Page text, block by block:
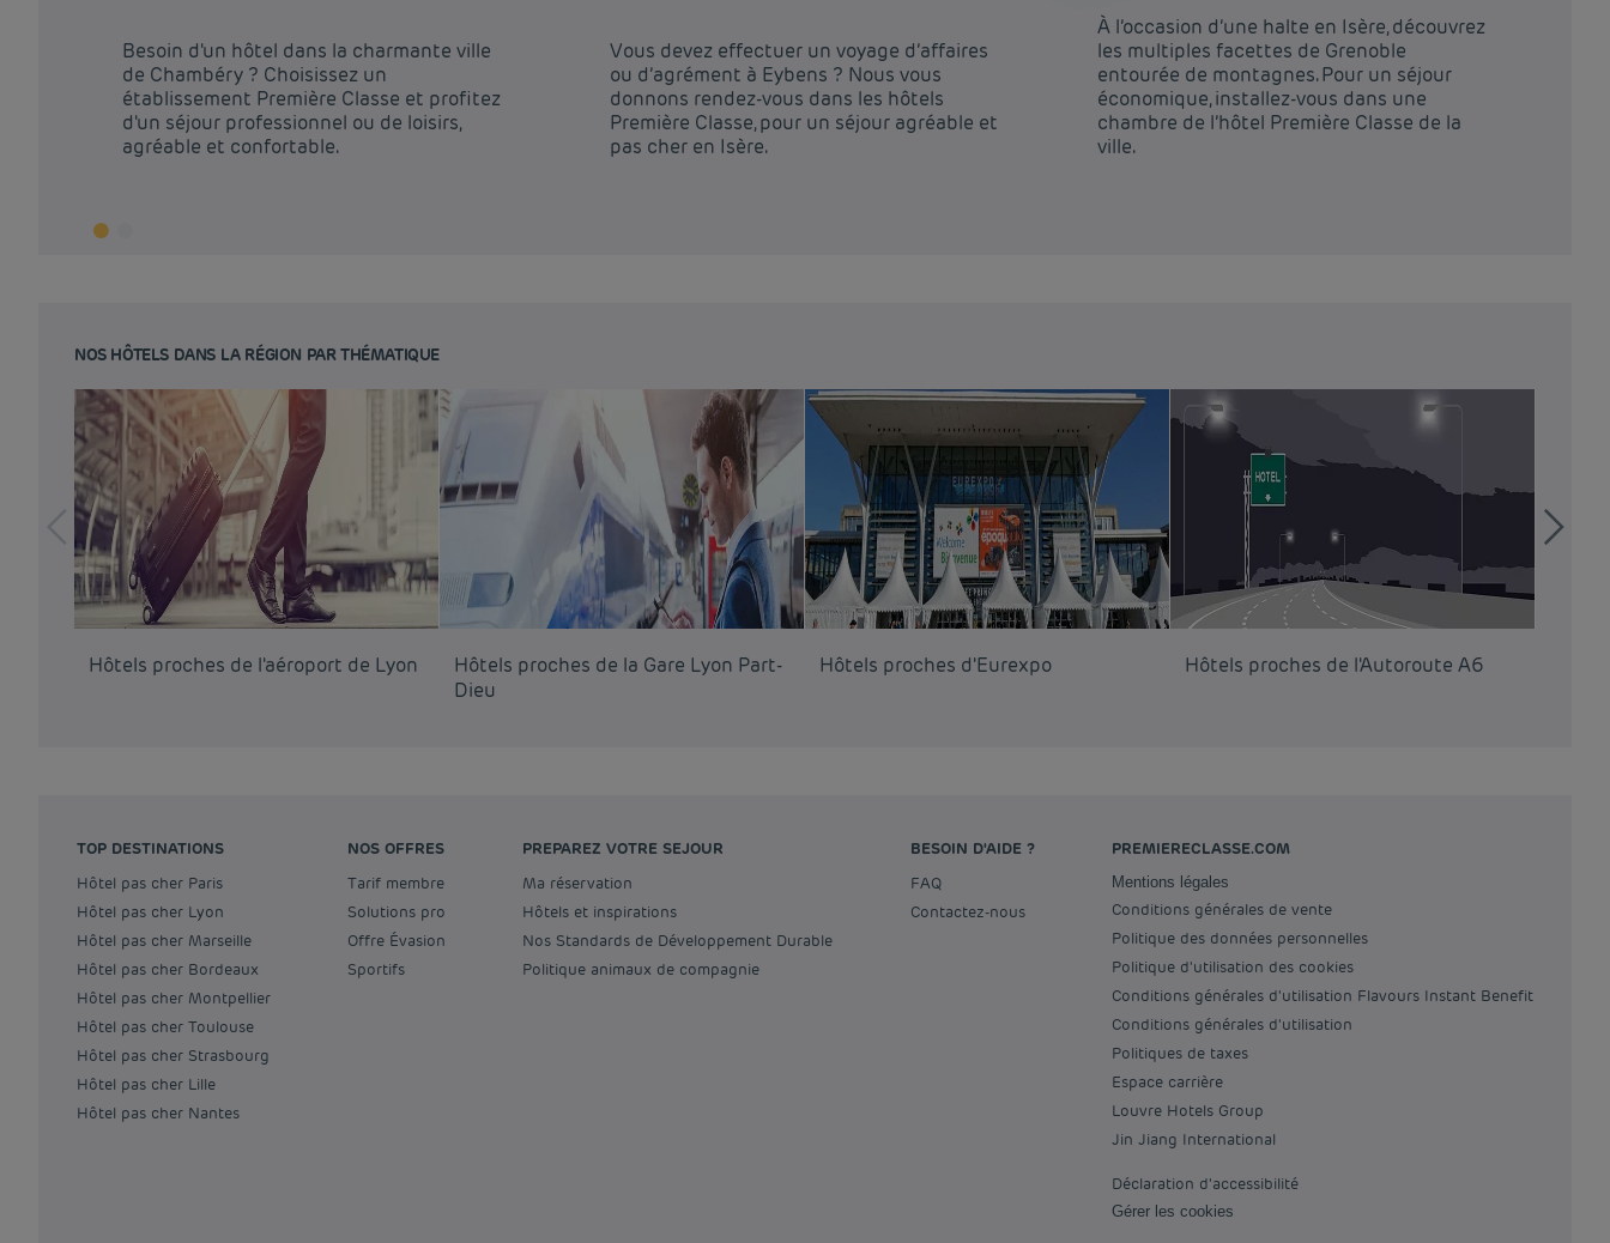
Besoin d'un hôtel dans la charmante ville
de Chambéry ? Choisissez un
établissement Première Classe et profitez
d'un séjour professionnel ou de loisirs,
agréable et confortable.
Vous devez effectuer un voyage d’affaires
ou d’agrément à Eybens ? Nous vous
donnons rendez-vous dans les hôtels
Première Classe, pour un séjour agréable et
pas cher en Isère.
À l’occasion d’une halte en Isère, découvrez
les multiples facettes de Grenoble
entourée de montagnes. Pour un séjour
économique, installez-vous dans une
chambre de l’hôtel Première Classe de la
ville.
NOS HÔTELS DANS LA RÉGION PAR THÉMATIQUE
Hôtels proches de l'aéroport de Lyon
Hôtels proches de la Gare Lyon Part-
Dieu
Hôtels proches d'Eurexpo Hôtels proches de l'Autoroute A6
TOP DESTINATIONS
Hôtel pas cher Paris
Hôtel pas cher Lyon
Hôtel pas cher Marseille
Hôtel pas cher Bordeaux
Hôtel pas cher Montpellier
Hôtel pas cher Toulouse
Hôtel pas cher Strasbourg
Hôtel pas cher Lille
Hôtel pas cher Nantes
NOS OFFRES
Tarif membre
Solutions pro
Offre Évasion
Sportifs
PREPAREZ VOTRE SEJOUR
Ma réservation
Hôtels et inspirations
Nos Standards de Développement Durable
Politique animaux de compagnie
BESOIN D'AIDE ?
FAQ
Contactez-nous
PREMIERECLASSE.COM
Mentions légales
Conditions générales de vente
Politique des données personnelles
Politique d'utilisation des cookies
Conditions générales d'utilisation Flavours Instant Benefit
Conditions générales d'utilisation
Politiques de taxes
Espace carrière
Louvre Hotels Group
Jin Jiang International
Déclaration d'accessibilité
Gérer les cookies